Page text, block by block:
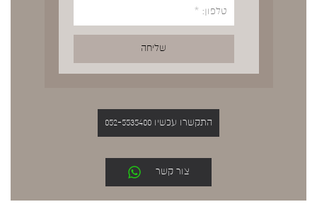
התקשרו עכשיו 052-5535400
צור קשר